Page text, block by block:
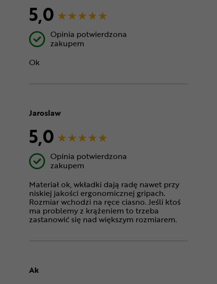
5,0
Opinia potwierdzona
zakupem
Ok
Jaroslaw
5,0
Opinia potwierdzona
zakupem
Materiał ok, wkładki dają radę nawet przy
niskiej jakości ergonomicznej gripach.
Rozmiar wchodzi na ręce ciasno. Jeśli ktoś
ma problemy z krążeniem to trzeba
zastanowić się nad większym rozmiarem.
Ak